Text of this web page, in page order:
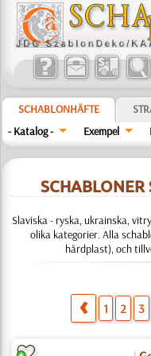
SCHABLONHÄFTE
- Katalog -
Exempel
Slaviska - ryska, ukrainska,
olika kategorier. Alla
hårdplast), och
1 2 3